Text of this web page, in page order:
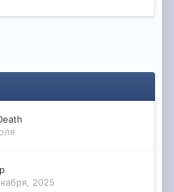
2025